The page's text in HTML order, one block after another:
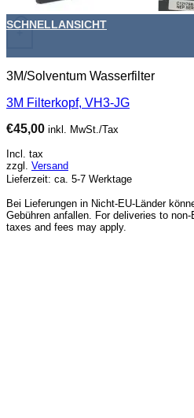
+
SCHNELLANSICHT
3M/Solventum Wasserfilter
3M Filterkopf, VH3-JG
€45,00 inkl. MwSt./Tax
Incl. tax
zzgl. Versand
Lieferzeit: ca. 5-7 Werktage
Bei Lieferungen in Nicht-EU-Länder
Gebühren anfallen. For deliveries to
taxes and fees may apply.